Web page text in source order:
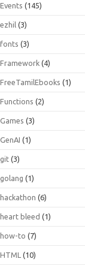
Events (145)
ezhil (3)
fonts (3)
Framework (4)
FreeTamilEbooks (1)
Functions (2)
Games (3)
GenAI (1)
git (3)
golang (1)
hackathon (6)
heart bleed (1)
how-to (7)
HTML (10)